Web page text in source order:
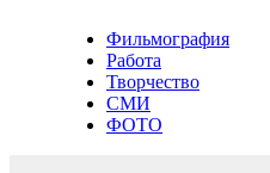
Фильмография
Работа
Творчество
СМИ
ФОТО